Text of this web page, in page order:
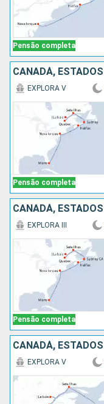
Pensão completa
CANADÁ,
Pensão completa
EXPLORA V
CANADÁ,
Pensão completa
EXPLORA III
CANADÁ,
EXPLORA V